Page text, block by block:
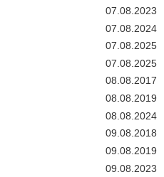
07.08.2023
07.08.2024
07.08.2025
07.08.2025
08.08.2017
08.08.2019
08.08.2024
09.08.2018
09.08.2019
09.08.2023